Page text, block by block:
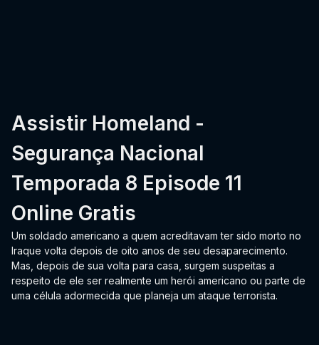
Assistir Homeland -
Segurança Nacional
Temporada 8 Episode 11
Online Gratis
Um soldado americano a quem acreditavam ter sido morto no
Iraque volta depois de oito anos de seu desaparecimento.
Mas, depois de sua volta para casa, surgem suspeitas a
respeito de ele ser realmente um herói americano ou parte de
uma célula adormecida que planeja um ataque terrorista.